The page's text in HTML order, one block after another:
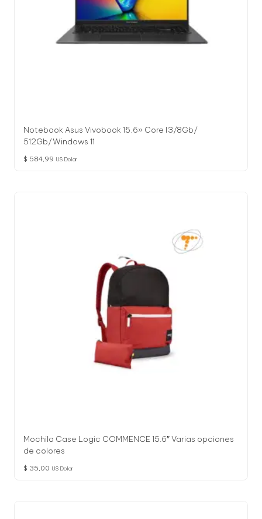
Notebook Asus Vivobook 15,6» Core I3/8Gb/
512Gb/Windows 11
$ 584,99 US Dolar
Mochila Case Logic COMMENCE 15.6″ Varias opciones
de colores
$ 35,00 US Dolar